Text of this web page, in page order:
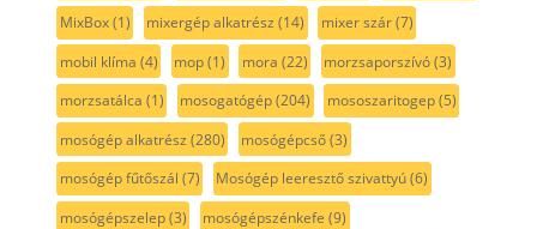
MixBox(1) mixergép alkatrész (14) mixer szár(7)
mobil klíma (4) mop(1) mora (22) morzsaporszívó(3)
morzsatálca (1) mosogatógép(204) mososzaritogep(5)
mosógép alkatrész (280) mosógépcső(3)
mosógép fűtőszál (7) Mosógép leeresztő szivattyú(6)
mosógépszelep(3) mosógépszénkefe (9)